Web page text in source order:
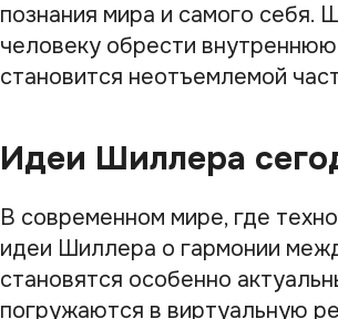
познания мира и самого себя.
человеку обрести
становится неотъемлемой
Идеи Шиллера
В современном мире, где
идеи Шиллера о гармонии
становятся особенно
погружаются в виртуальную